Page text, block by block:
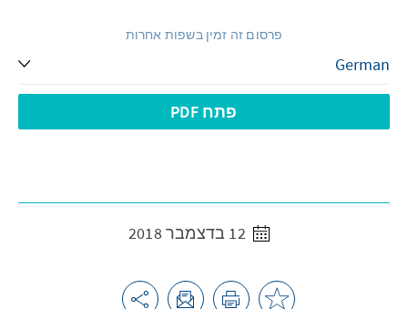
פרסום זה זמין בשפות אחרות
פתח PDF
12 בדצמבר 2018